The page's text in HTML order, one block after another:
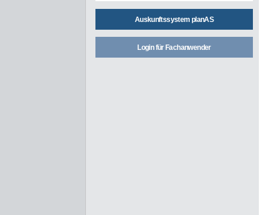
Auskunftssystem planAS
Login für Fachanwender